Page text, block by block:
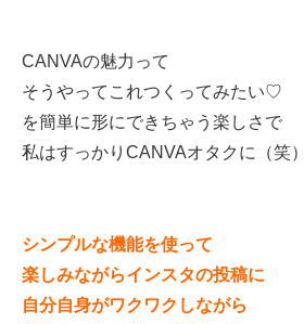
CANVAの魅力って
そうやってこれつくってみたい♡
を簡単に形にできちゃう楽しさで
私はすっかり CANVAオタクに（笑）
シンプルな機能を使って
楽しみながらインスタの投稿に
自分自身がワクワクしながら